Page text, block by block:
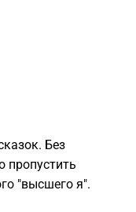
Без
пропустить
"высшего я".